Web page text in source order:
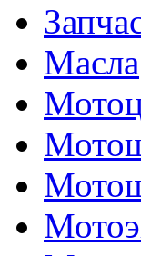
Масла